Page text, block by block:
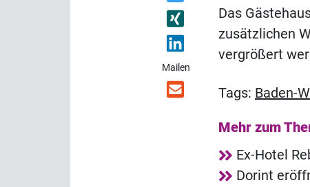
Mailen
Das
zusätzlichen
vergrößert
Tags: Baden-
Mehr zum
Ex-Hotel
Dorint